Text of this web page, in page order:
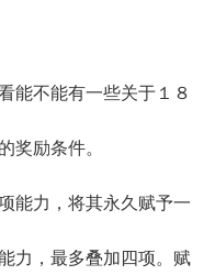
不能有一些关于１８
奖励条件。
力，将其永久赋予一
力，最多叠加四项。赋